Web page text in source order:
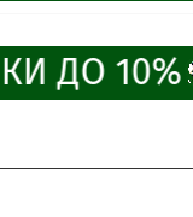
ДО 10%